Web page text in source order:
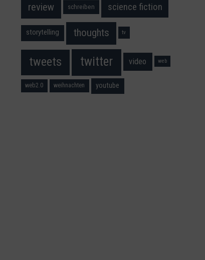
review schreiben science fiction
storytelling thoughts tv
tweets twitter video web
web2.0 weihnachten youtube